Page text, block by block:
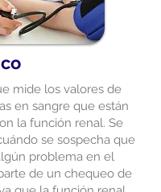
mide los valores de
en sangre que están
la función renal. Se
se sospecha que
problema en el
de un chequeo de